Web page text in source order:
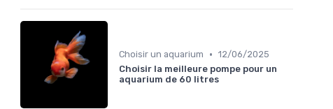
Choisir un aquarium • 12/06/2025
Choisir la meilleure pompe pour un
aquarium de 60 litres